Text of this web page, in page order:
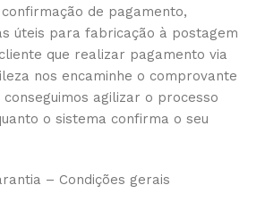
de pagamento,
úteis para fabricação à postagem
que realizar pagamento via
nos encaminhe o comprovante
agilizar o processo
o sistema confirma o seu
– Condições gerais